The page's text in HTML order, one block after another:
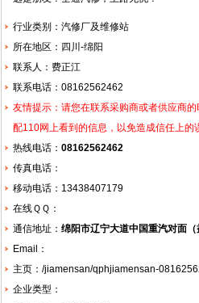
行业类别：汽修厂及维修站
所在地区：四川-绵阳
联系人：费正江
联系电话：08162562462
友情提示：请您在联系采购商或者供应商
配110网上看到的信息，以免造成信任上的
热线电话： 08162562462
传真电话：
移动电话：13438407179
在线ＱＱ：
通信地址： 绵阳市辽宁大道中国重汽对面（
Email：
主页： /jiamensan/qphjiamensan-
企业类型：